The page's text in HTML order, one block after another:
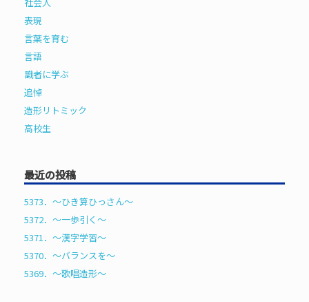
表現
言葉を育む
言語
識者に学ぶ
追悼
造形リトミック
高校生
最近の投稿
5373．～ひき算ひっさん〜
5372．～一歩引く〜
5371．～漢字学習〜
5370．～バランスを〜
5369．～歌唱造形〜